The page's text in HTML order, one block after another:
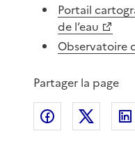
Portail
de l’eau
Observatoire
Partager la page
Partager sur